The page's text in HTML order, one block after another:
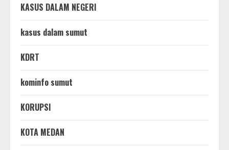
KASUS DALAM NEGERI
kasus dalam sumut
KDRT
kominfo sumut
KORUPSI
KOTA MEDAN